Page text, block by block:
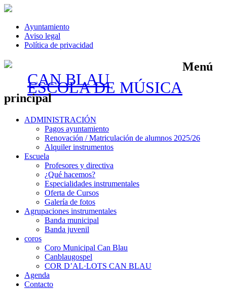
Ayuntamiento
Aviso legal
Política de privacidad
CAN BLAU
ESCOLA DE MÚSICA
Menú
principal
Saltar
ADMINISTRACIÓN
Pagos ayuntamiento
Renovación / Matriculación de alumnos 2025/26
Alquiler instrumentos
Escuela
Profesores y directiva
¿Qué hacemos?
Especialidades instrumentales
Oferta de Cursos
Galería de fotos
Agrupaciones instrumentales
Banda municipal
Banda juvenil
coros
Coro Municipal Can Blau
Canblaugospel
COR D’AL·LOTS CAN BLAU
Agenda
Contacto